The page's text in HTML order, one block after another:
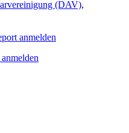
(DAV),